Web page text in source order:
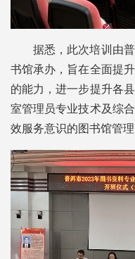
据悉，此次培训由
书馆承办，旨在全面提
的能力，进一步提升各
室管理员专业技术及综
效服务意识的图书馆管理